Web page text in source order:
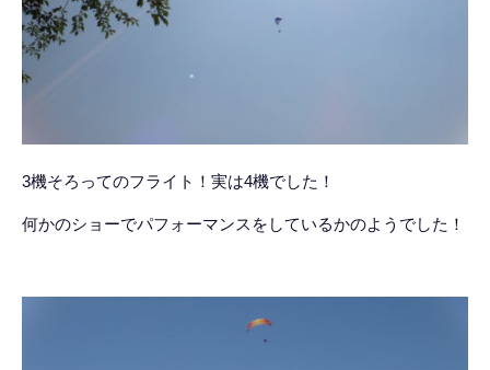
3機そろってのフライト！実は4機でした！
何かのショーでパフォーマンスをしているかのようでした！